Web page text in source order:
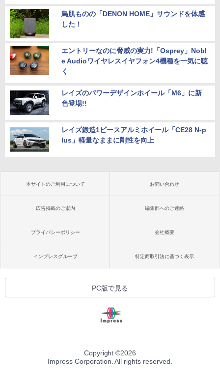
鳥肌ものの「DENON HOME」サウンドを体感
した！
エントリーなのに脅威の実力!「Osprey」Nobl
e Audioワイヤレスイヤフォン4機種を一気に聴
く
レイズのパワーデザインホイール「M6」に新
色登場!!
レイズ鍛造1ピースアルミホイール「CE28 N-p
lus」軽量なままに剛性を向上
本サイトのご利用について お問い合わせ
広告掲載のご案内 編集部へのご連絡
プライバシーポリシー 会社概要
インプレスグループ 特定商取引法に基づく表示
PC版で見る
Copyright ©2026
Impress Corporation. All rights reserved.